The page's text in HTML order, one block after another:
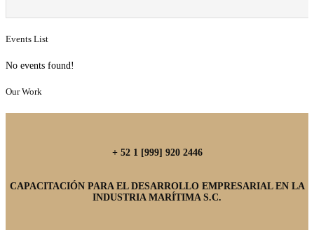
Events List
No events found!
Our Work
+ 52 1 [999] 920 2446
CAPACITACIÓN PARA EL DESARROLLO EMPRESARIAL EN LA
INDUSTRIA MARÍTIMA S.C.